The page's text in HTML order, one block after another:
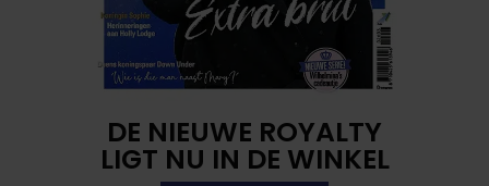
DE NIEUWE ROYALTY
LIGT NU IN DE WINKEL